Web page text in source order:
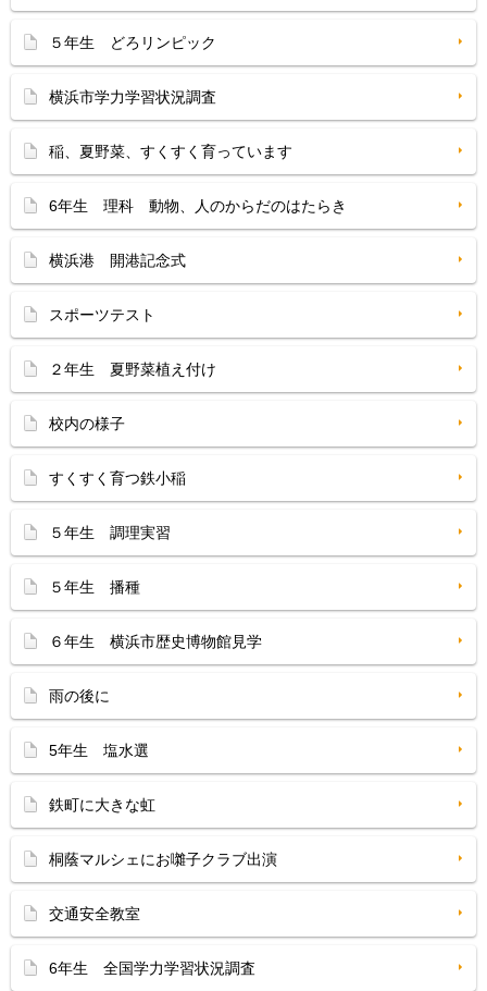
５年生 どろリンピック
横浜市学力学習状況調査
稲、夏野菜、すくすく育っています
6年生 理科 動物、人のからだのはたらき
横浜港 開港記念式
スポーツテスト
２年生 夏野菜植え付け
校内の様子
すくすく育つ鉄小稲
５年生 調理実習
５年生 播種
６年生 横浜市歴史博物館見学
雨の後に
5年生 塩水選
鉄町に大きな虹
桐蔭マルシェにお囃子クラブ出演
交通安全教室
6年生 全国学力学習状況調査